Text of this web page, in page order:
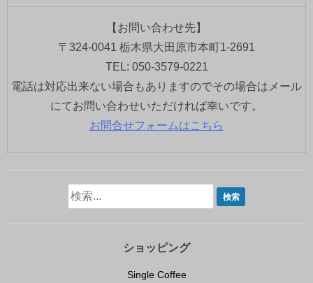
【お問い合わせ先】
〒324-0041 栃木県大田原市本町1-2691
TEL: 050-3579-0221
電話は対応出来ない場合もありますのでその場合はメール
にてお問い合わせいただければ幸いです。
お問合せフォームはこちら
ショッピング
Single Coffee